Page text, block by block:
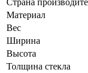
Материал
Вес
Ширина
Высота
Толщина стекла